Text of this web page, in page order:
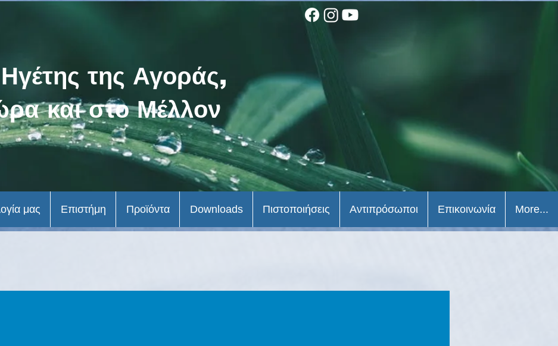
της Αγοράς,
και στο Μέλλον
μας Επιστήμη Προϊόντα Downloads Πιστοποιήσεις Αντιπρόσωποι Επικοινωνία More...